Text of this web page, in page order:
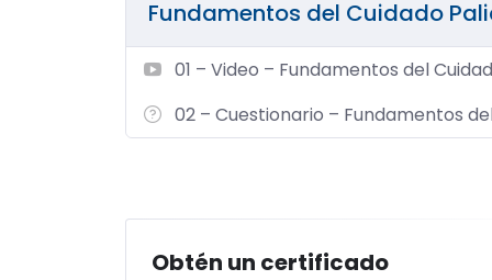
Importante:Al finalizar y aprobar la
página principal del curso y calificarlo
certificado de culminación
Fundamentos del Cuidado
01 – Video – Fundamentos del
02 – Cuestionario – Fundamentos
Obtén un certificado